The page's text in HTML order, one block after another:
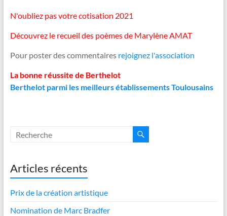
N'oubliez pas votre cotisation 2021
Découvrez le recueil des poèmes de Marylène AMAT
Pour poster des commentaires rejoignez l'association
La bonne réussite de Berthelot
Berthelot parmi les meilleurs établissements Toulousains
Articles récents
Prix de la création artistique
Nomination de Marc Bradfer